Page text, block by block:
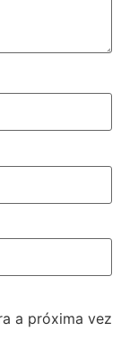
a próxima vez